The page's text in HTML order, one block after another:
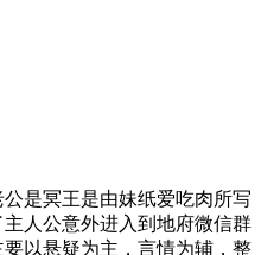
是冥王是由妹纸爱吃肉所写
人公意外进入到地府微信群
以悬疑为主，言情为辅，整